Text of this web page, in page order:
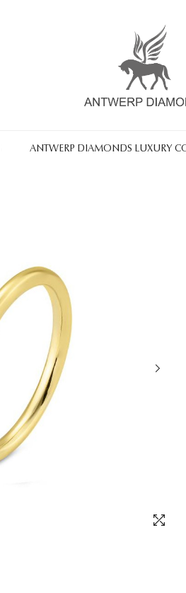
ANTWERP DIAMONDS LUXURY